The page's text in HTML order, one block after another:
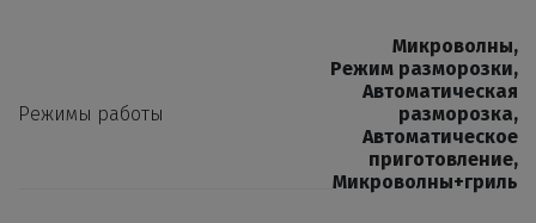
Режимы работы
Микроволны,
Режим разморозки,
Автоматическая
разморозка,
Автоматическое
приготовление,
Микроволны+гриль